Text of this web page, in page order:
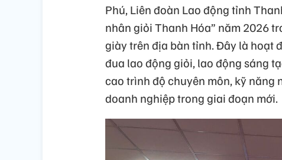
Phú, Liên đoàn Lao động tỉnh
nhân giỏi Thanh Hóa” năm 2026
giày trên địa bàn tỉnh. Đây là hoạt
đua lao động giỏi, lao động sáng
cao trình độ chuyên môn, kỹ năng
doanh nghiệp trong giai đoạn mới.